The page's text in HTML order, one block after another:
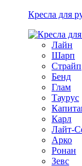
Кресла для
Лайн
Шарп
Страйп
Бенд
Глам
Таурус
Карл
Лайт-
Арко
Ронан
Зевс